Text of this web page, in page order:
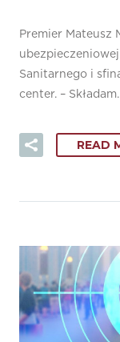
Premier Mateusz
Sanitarnego i
center. –
READ